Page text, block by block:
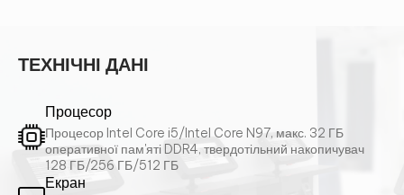
ТЕХНІЧНІ ДАНІ
Процесор
Процесор Intel Core i5/Intel Core N97, макс. 32 ГБ
оперативної пам'яті DDR4, твердотільний накопичувач
128 ГБ/256 ГБ/512 ГБ
Екран